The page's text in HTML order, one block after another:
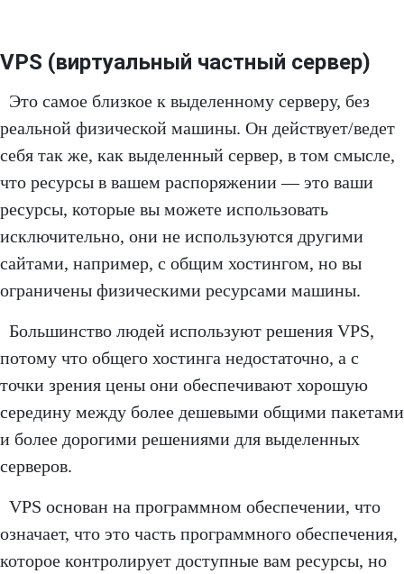
VPS (виртуальный частный сервер)
Это самое близкое к выделенному серверу, без
реальной физической машины. Он действует/ведет
себя так же, как выделенный сервер, в том смысле,
что ресурсы в вашем распоряжении — это ваши
ресурсы, которые вы можете использовать
исключительно, они не используются другими
сайтами, например, с общим хостингом, но вы
ограничены физическими ресурсами машины.
Большинство людей используют решения VPS,
потому что общего хостинга недостаточно, а с
точки зрения цены они обеспечивают хорошую
середину между более дешевыми общими пакетами
и более дорогими решениями для выделенных
серверов.
VPS основан на программном обеспечении, что
означает, что это часть программного обеспечения,
которое контролирует доступные вам ресурсы, но